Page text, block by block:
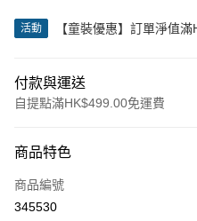
活動
【童裝優惠】訂單淨值
付款與運送
自提點滿HK$499.00免運費
信用卡
Apple Pay
商品特色
商品編號
345530